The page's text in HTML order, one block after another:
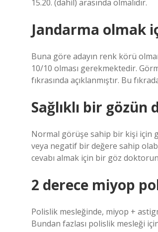
15.20. (dahil) arasında olmalıdır.
Jandarma olmak
Buna göre adayın renk körü
10/10 olması gerekmektedir.
fıkrasında açıklanmıştır. Bu
Sağlıklı bir gözün
Normal görüşe sahip bir kişi için
veya negatif bir değere sahip
cevabı almak için bir göz
2 derece miyop
Polislik mesleğinde, miyop +
Bundan fazlası polislik mesleği